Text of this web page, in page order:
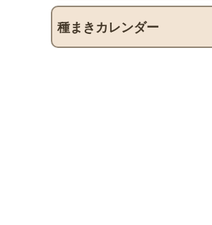
種まきカレンダー